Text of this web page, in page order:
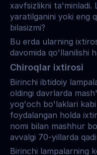
xavfsizlikni ta'minladi.
yaratilganini yoki eng
bilasizmi?
Bu erda ularning
davomida qo'llanilishi
Chiroqlar ixtirosi
Birinchi ibtidoiy
oldingi davrlarda
yog'och bo'laklari
foydalangan holda
nomi bilan mashhur
avvalgi 70-yillarda
Birinchi lampalarning